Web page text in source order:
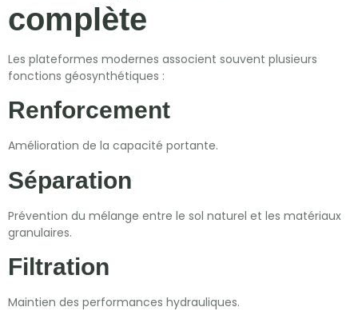
complète
Les plateformes modernes associent souvent plusieurs
fonctions géosynthétiques :
Renforcement
Amélioration de la capacité portante.
Séparation
Prévention du mélange entre le sol naturel et les matériaux
granulaires.
Filtration
Maintien des performances hydrauliques.